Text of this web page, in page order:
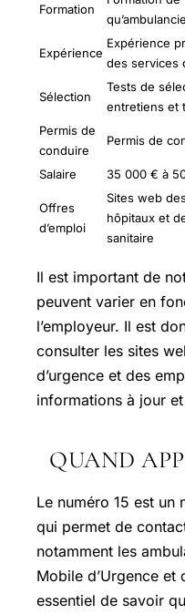
Formation
Expérience
Expérience
des services
Sélection
Tests de
entretiens et
Permis de
conduire
Permis de
Salaire 35 000 € à
Offres
d’emploi
Sites web
hôpitaux et
sanitaire
Il est important de
peuvent varier en
l’employeur. Il est
consulter les sites
d’urgence et des
informations à jour
QUAND
Le numéro 15 est un
qui permet de
notamment les
Mobile d’Urgence et
essentiel de savoir